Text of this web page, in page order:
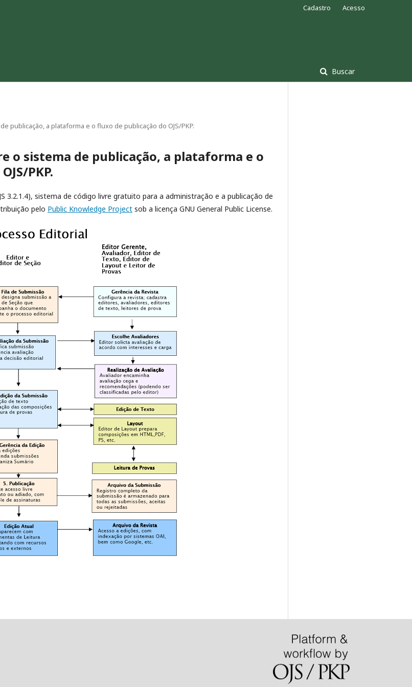
Buscar
Cadastro Acesso
publicação, a plataforma e o fluxo de publicação do OJS/PKP.
o sistema de publicação, a plataforma e o
PKP.
3.2.1.4), sistema de código livre gratuito para a administração e a publicação de
pelo Public Knowledge Project sob a licença GNU General Public License.